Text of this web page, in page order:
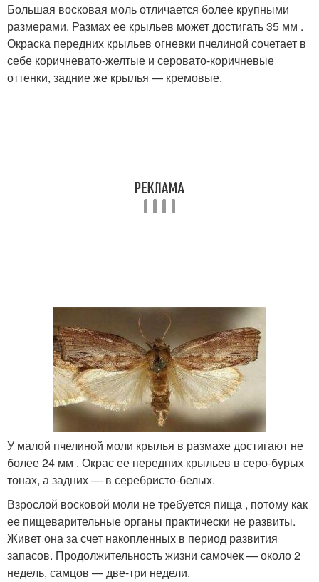
Большая восковая моль отличается более крупными
размерами. Размах ее крыльев может достигать 35 мм .
Окраска передних крыльев огневки пчелиной сочетает в
себе коричневато-желтые и серовато-коричневые
оттенки, задние же крылья — кремовые.
У малой пчелиной моли крылья в размахе достигают не
более 24 мм . Окрас ее передних крыльев в серо-бурых
тонах, а задних — в серебристо-белых.
Взрослой восковой моли не требуется пища , потому как
ее пищеварительные органы практически не развиты.
Живет она за счет накопленных в период развития
запасов. Продолжительность жизни самочек — около 2
недель, самцов — две-три недели.